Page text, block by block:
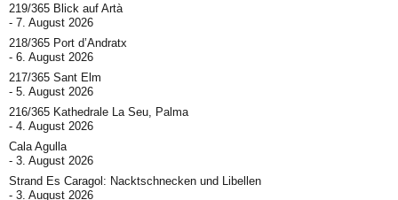
219/365 Blick auf Artà
7. August 2026
218/365 Port d’Andratx
6. August 2026
217/365 Sant Elm
5. August 2026
216/365 Kathedrale La Seu, Palma
4. August 2026
Cala Agulla
3. August 2026
Strand Es Caragol: Nacktschnecken und Libellen
3. August 2026